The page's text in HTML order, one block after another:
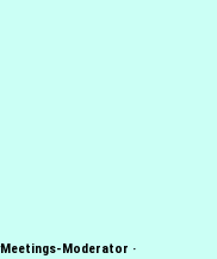
Moderator ·